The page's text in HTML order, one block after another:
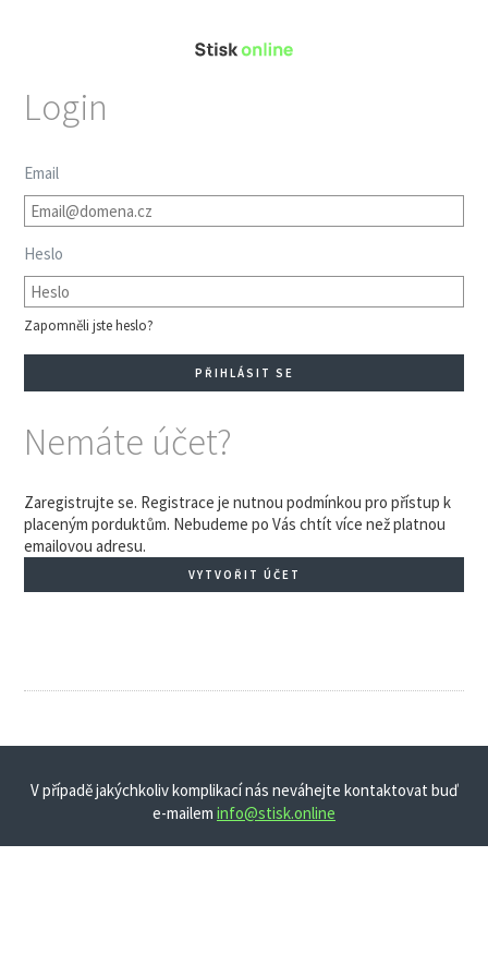
Login
Email
Heslo
Zapomněli jste heslo?
Nemáte účet?
Zaregistrujte se. Registrace je nutnou podmínkou pro přístup k
placeným porduktům. Nebudeme po Vás chtít více než platnou
emailovou adresu.
VYTVOŘIT ÚČET
V případě jakýchkoliv komplikací nás neváhejte kontaktovat buď
e-mailem info@stisk.online